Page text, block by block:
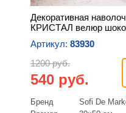
Декоративная
КРИСТАЛ велюр
Артикул: 83930
1200 руб.
540 руб.
Бренд
Sofi De